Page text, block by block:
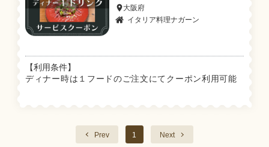
大阪府
イタリア料理ナガーン
【利用条件】
ディナー時は１フードのご注文にてクーポン利用可能
Prev 1 Next